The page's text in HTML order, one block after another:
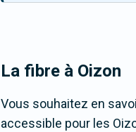
La fibre à Oizon
Vous souhaitez en
accessible pour les